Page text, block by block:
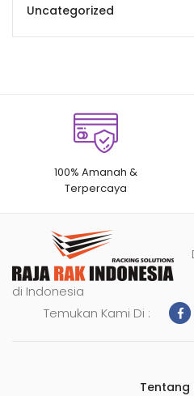
Uncategorized
100% Amanah &
Terpercaya
di Indonesia
Temukan Kami Di :
Tentang